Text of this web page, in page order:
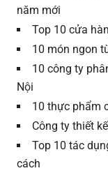
năm mới
Top 10 cửa
10 món ngon
10 công ty
Nội
10 thực phẩm
Công ty thiết
Top 10 tác
cách